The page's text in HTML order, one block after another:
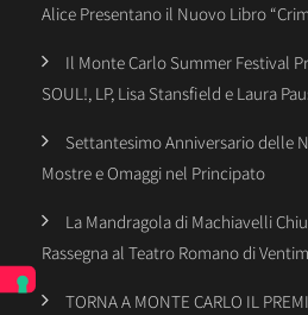
Alice Presentano il Nuovo Libro
Il Monte Carlo Summer Festival
SOUL!, LP, Lisa Stansfield e Laura
Settantesimo Anniversario delle
Mostre e Omaggi nel Principato
La Mandragola di Machiavelli
Rassegna al Teatro Romano di
TORNA A MONTE CARLO IL